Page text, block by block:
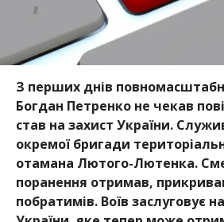
З перших днів
Богдан Петренко не чекав
став на захист України.
окремої бригади
отамана Лютого-Лютенка.
поранення отримав,
побратимів. Воїв заслуговує